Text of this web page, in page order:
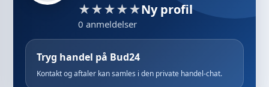
★★★★★Ny profil
0 anmeldelser
Tryg handel på Bud24
Kontakt og aftaler kan samles i den private handel-chat.